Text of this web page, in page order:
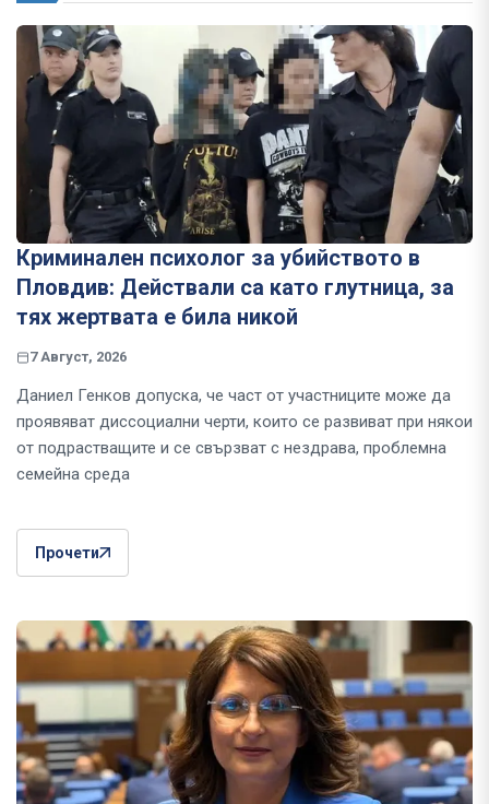
Криминален психолог за убийството в
Пловдив: Действали са като глутница, за
тях жертвата е била никой
7 Август, 2026
Даниел Генков допуска, че част от участниците може да
проявяват диссоциални черти, които се развиват при някои
от подрастващите и се свързват с нездрава, проблемна
семейна среда
Прочети